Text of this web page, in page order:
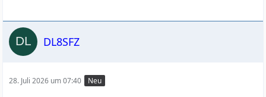
DL8SFZ
28. Juli 2026 um 07:40 Neu